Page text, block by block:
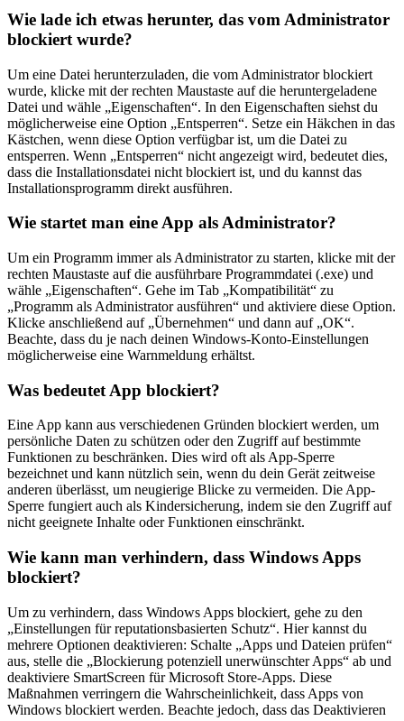
Wie lade ich etwas herunter, das vom Administrator
blockiert wurde?
Um eine Datei herunterzuladen, die vom Administrator blockiert
wurde, klicke mit der rechten Maustaste auf die heruntergeladene
Datei und wähle „Eigenschaften“. In den Eigenschaften siehst du
möglicherweise eine Option „Entsperren“. Setze ein Häkchen in das
Kästchen, wenn diese Option verfügbar ist, um die Datei zu
entsperren. Wenn „Entsperren“ nicht angezeigt wird, bedeutet dies,
dass die Installationsdatei nicht blockiert ist, und du kannst das
Installationsprogramm direkt ausführen.
Wie startet man eine App als Administrator?
Um ein Programm immer als Administrator zu starten, klicke mit der
rechten Maustaste auf die ausführbare Programmdatei (.exe) und
wähle „Eigenschaften“. Gehe im Tab „Kompatibilität“ zu
„Programm als Administrator ausführen“ und aktiviere diese Option.
Klicke anschließend auf „Übernehmen“ und dann auf „OK“.
Beachte, dass du je nach deinen Windows-Konto-Einstellungen
möglicherweise eine Warnmeldung erhältst.
Was bedeutet App blockiert?
Eine App kann aus verschiedenen Gründen blockiert werden, um
persönliche Daten zu schützen oder den Zugriff auf bestimmte
Funktionen zu beschränken. Dies wird oft als App-Sperre
bezeichnet und kann nützlich sein, wenn du dein Gerät zeitweise
anderen überlässt, um neugierige Blicke zu vermeiden. Die App-
Sperre fungiert auch als Kindersicherung, indem sie den Zugriff auf
nicht geeignete Inhalte oder Funktionen einschränkt.
Wie kann man verhindern, dass Windows Apps
blockiert?
Um zu verhindern, dass Windows Apps blockiert, gehe zu den
„Einstellungen für reputationsbasierten Schutz“. Hier kannst du
mehrere Optionen deaktivieren: Schalte „Apps und Dateien prüfen“
aus, stelle die „Blockierung potenziell unerwünschter Apps“ ab und
deaktiviere SmartScreen für Microsoft Store-Apps. Diese
Maßnahmen verringern die Wahrscheinlichkeit, dass Apps von
Windows blockiert werden. Beachte jedoch, dass das Deaktivieren